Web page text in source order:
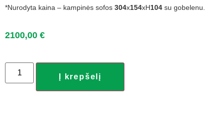
*Nurodyta kaina – kampinės sofos 304x154xH104 su gobelenu.
2100,00 €
Į krepšelį